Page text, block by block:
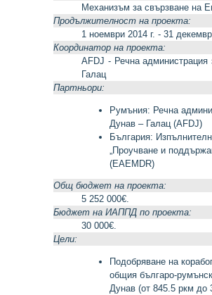
Механизъм за свързване на
Продължителност на проекта:
1 ноември 2014 г. - 31
Координатор на проекта:
AFDJ - Речна
Галац
Партньори:
Румъния: Речна
Дунав – Галац (AFDJ)
България:
„Проучване и
(EAEMDR)
Общ бюджет на проекта:
5 252 000€.
Бюджет на ИАППД по проекта:
30 000€.
Цели:
Подобряване на
общия българо-
Дунав (от 845.5 ркм до